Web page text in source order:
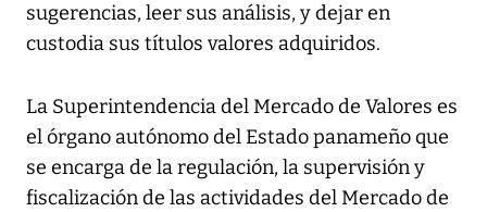
sugerencias, leer sus análisis, y dejar en
custodia sus títulos valores adquiridos.
La Superintendencia del Mercado de Valores es
el órgano autónomo del Estado panameño que
se encarga de la regulación, la supervisión y
fiscalización de las actividades del Mercado de